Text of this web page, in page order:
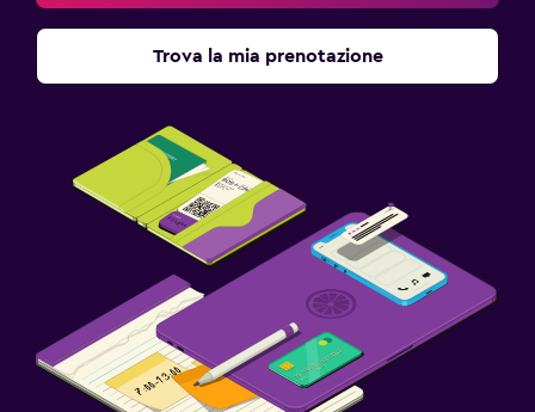
Trova la mia prenotazione